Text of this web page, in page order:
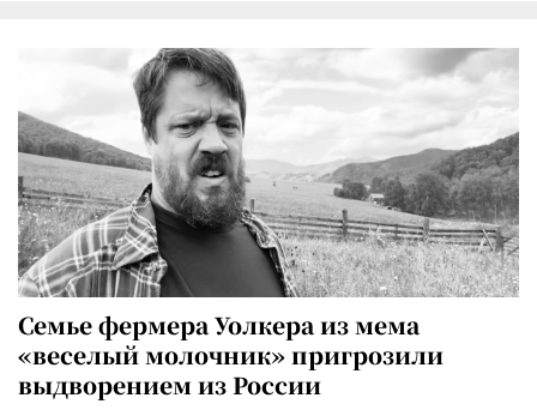
Семье фермера Уолкера из мема
«веселый молочник» пригрозили
выдворением из России